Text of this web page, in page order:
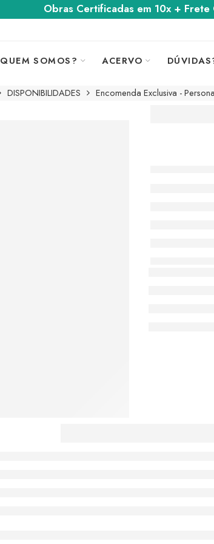
Obras Certificadas em 10x + Frete
QUEM SOMOS? ACERVO
DISPONIBILIDADES Encomenda Exclusiva -